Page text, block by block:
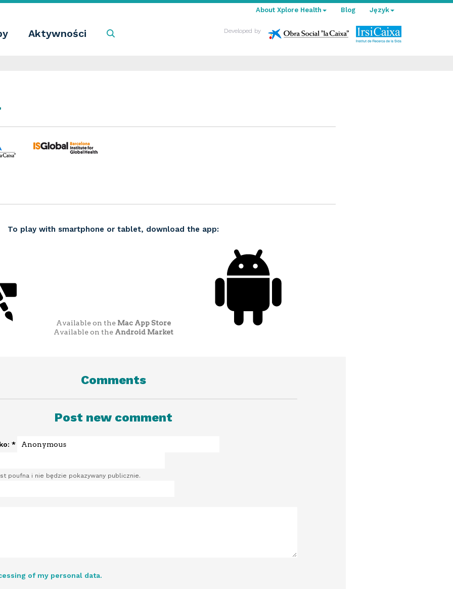
Aktywności
Język
About Xplore Health Blog
Developed by
To play with smartphone or tablet, download the app:
Available on the Mac App Store
Available on the Android Market
Comments
Post new comment
*
poufna i nie będzie pokazywany publicznie.
of my personal data.